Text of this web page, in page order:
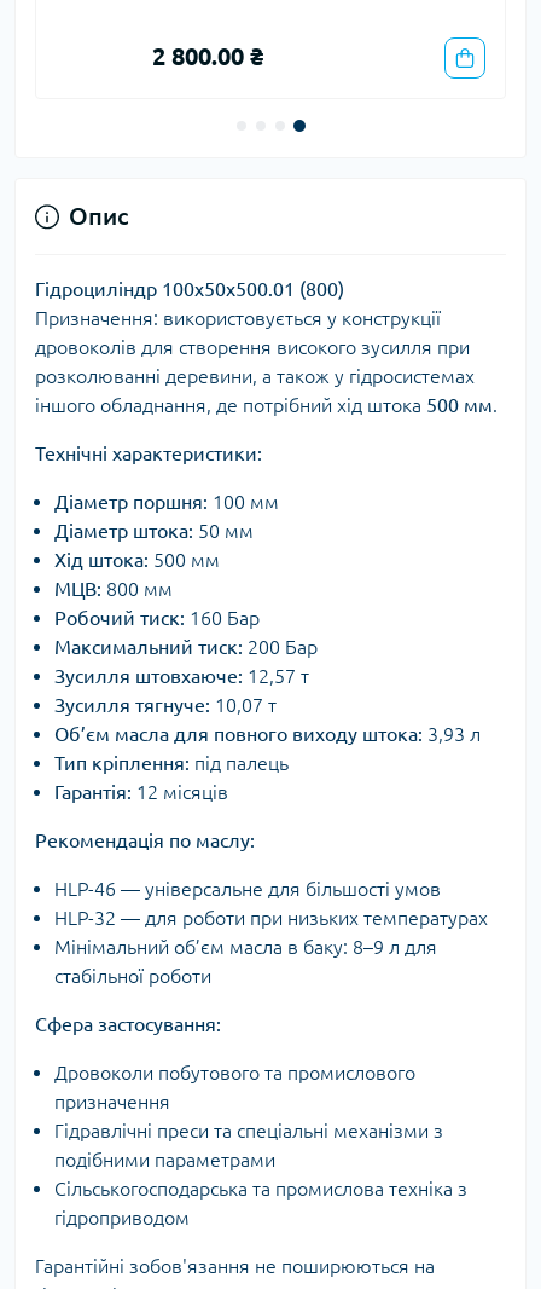
2 800.00 ₴
Опис
Гідроциліндр 100х50х500.01 (800)
Призначення: використовується у конструкції
дровоколів для створення високого зусилля при
розколюванні деревини, а також у гідросистемах
іншого обладнання, де потрібний хід штока 500 мм.
Технічні характеристики:
Діаметр поршня: 100 мм
Діаметр штока: 50 мм
Хід штока: 500 мм
МЦВ: 800 мм
Робочий тиск: 160 Бар
Максимальний тиск: 200 Бар
Зусилля штовхаюче: 12,57 т
Зусилля тягнуче: 10,07 т
Об’єм масла для повного виходу штока: 3,93 л
Тип кріплення: під палець
Гарантія: 12 місяців
Рекомендація по маслу:
HLP-46 — універсальне для більшості умов
HLP-32 — для роботи при низьких температурах
Мінімальний об’єм масла в баку: 8–9 л для
стабільної роботи
Сфера застосування:
Дровоколи побутового та промислового
призначення
Гідравлічні преси та спеціальні механізми з
подібними параметрами
Сільськогосподарська та промислова техніка з
гідроприводом
Гарантійні зобов'язання не поширюються на